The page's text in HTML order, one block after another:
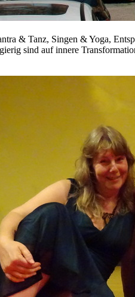
& Tanz, Singen & Yoga,
erig sind auf innere